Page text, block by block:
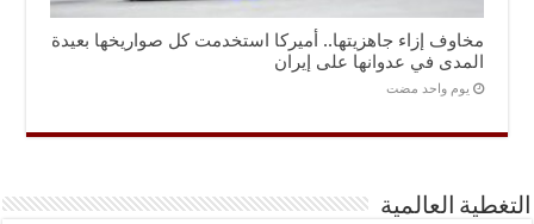
مخاوف إزاء جاهزيتها.. أميركا استخدمت كل صواريخها بعيدة
المدى في عدوانها على إيران
‏يوم واحد مضت
التغطية العالمية